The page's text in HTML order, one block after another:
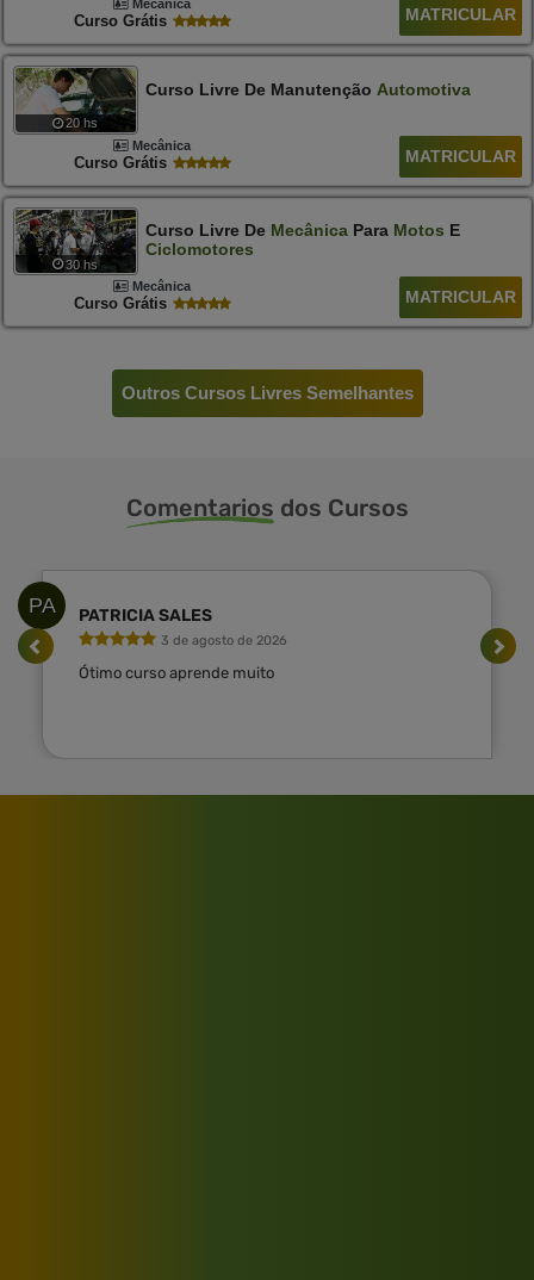
Mecânica
Curso Grátis MATRICULAR
20 hs
Curso Livre De Manutenção Automotiva
Mecânica
Curso Grátis MATRICULAR
30 hs
Curso Livre De MecânicaPara Motos E
Ciclomotores
Mecânica
Curso Grátis MATRICULAR
Outros Cursos Livres Semelhantes
Comentarios dos Cursos
PA PATRICIA SALES
3 de agosto de 2026
Ótimo curso aprende muito